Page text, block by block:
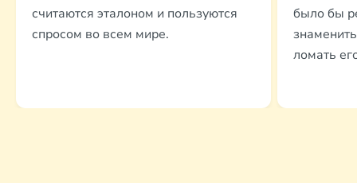
считаются эталоном и пользуются
спросом во всем мире.
было бы
ломать